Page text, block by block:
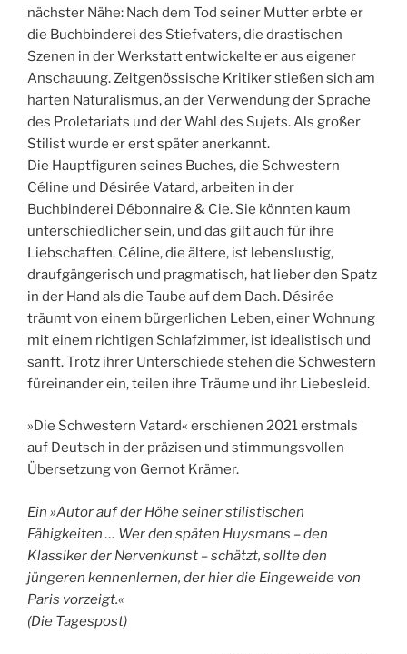
nächster Nähe: Nach dem Tod seiner Mutter erbte er
die Buchbinderei des Stiefvaters, die drastischen
Szenen in derWerkstatt entwickelte er aus eigener
Anschauung. Zeitgenössische Kritiker stießen sich am
harten Naturalismus, an der Verwendung der Sprache
des Proletariats und der Wahl des Sujets. Als großer
Stilist wurde er erst später anerkannt.
Die Hauptfiguren seines Buches, die Schwestern
Céline und Désirée Vatard, arbeiten in der
Buchbinderei Débonnaire & Cie. Sie könnten kaum
unterschiedlicher sein, und das gilt auch für ihre
Liebschaften. Céline, die ältere, ist lebenslustig,
draufgängerisch und pragmatisch, hat lieber den Spatz
in der Hand als die Taube auf dem Dach. Désirée
träumt von einem bürgerlichen Leben, einer Wohnung
mit einem richtigen Schlafzimmer, ist idealistisch und
sanft. Trotz ihrer Unterschiede stehen die Schwestern
füreinander ein, teilen ihre Träume und ihr Liebesleid.
»Die Schwestern Vatard« erschienen 2021 erstmals
auf Deutsch in der präzisen und stimmungsvollen
Übersetzung von Gernot Krämer.
Ein »Autor auf der Höhe seiner stilistischen
Fähigkeiten … Wer den späten Huysmans – den
Klassiker der Nervenkunst – schätzt, sollte den
jüngeren kennenlernen, der hier die Eingeweide von
Paris vorzeigt.«
(Die Tagespost)